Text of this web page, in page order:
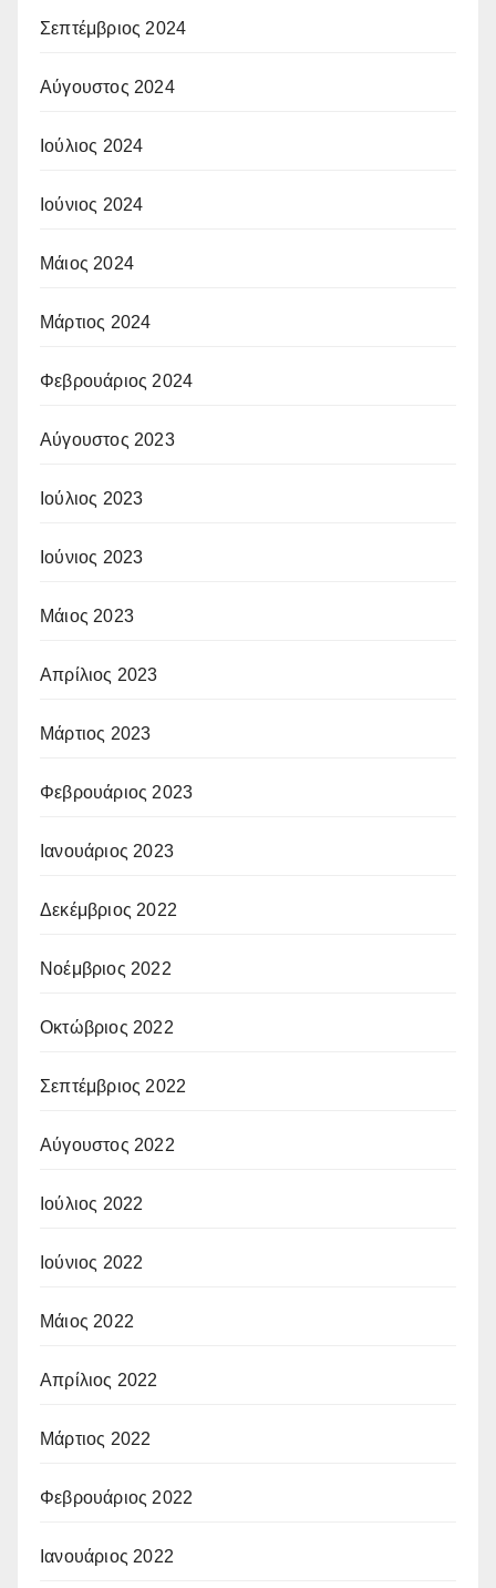
Σεπτέμβριος 2024
Αύγουστος 2024
Ιούλιος 2024
Ιούνιος 2024
Μάιος 2024
Μάρτιος 2024
Φεβρουάριος 2024
Αύγουστος 2023
Ιούλιος 2023
Ιούνιος 2023
Μάιος 2023
Απρίλιος 2023
Μάρτιος 2023
Φεβρουάριος 2023
Ιανουάριος 2023
Δεκέμβριος 2022
Νοέμβριος 2022
Οκτώβριος 2022
Σεπτέμβριος 2022
Αύγουστος 2022
Ιούλιος 2022
Ιούνιος 2022
Μάιος 2022
Απρίλιος 2022
Μάρτιος 2022
Φεβρουάριος 2022
Ιανουάριος 2022